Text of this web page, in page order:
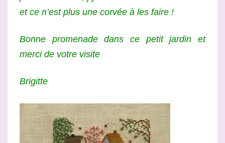
et ce n’est plus une corvée à les faire !
Bonne promenade dans ce petit jardin et
merci de votre visite
Brigitte